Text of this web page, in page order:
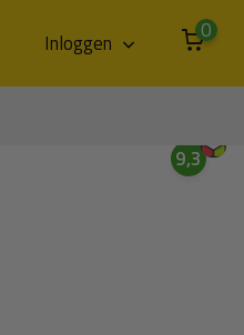
Inloggen 0
9,3